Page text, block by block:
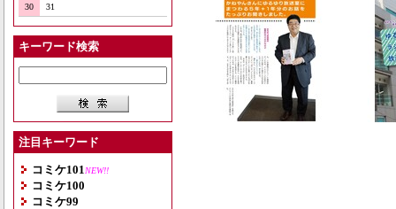
30
31
キーワード検索
注目キーワード
コミケ101 NEW!!
コミケ100
コミケ99